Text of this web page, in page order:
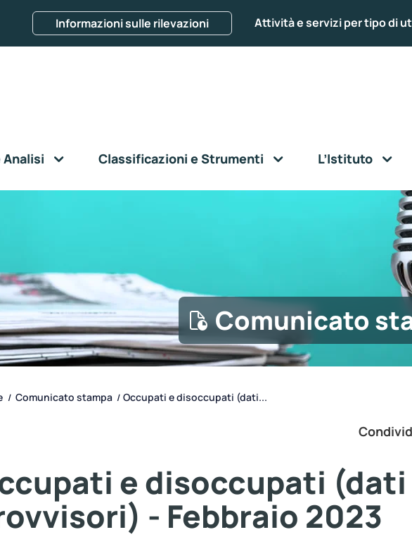
Informazioni sulle rilevazioni Attività e servizi per tipo di
Classificazioni e Strumenti L’Istituto
Comunicato
/ Comunicato stampa / Occupati e disoccupati (dati...
e disoccupati (dati
- Febbraio 2023